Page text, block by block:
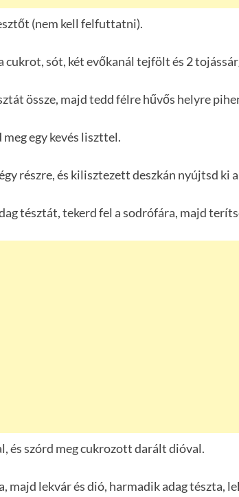
(nem kell felfuttatni).
cukrot, sót, két evőkanál tejfölt és 2
össze, majd tedd félre hűvős helyre
egy kevés liszttel.
részre, és kilisztezett deszkán nyújtsd ki
tésztát, tekerd fel a sodrófára, majd
és szórd meg cukrozott darált dióval.
majd lekvár és dió, harmadik adag tészta,